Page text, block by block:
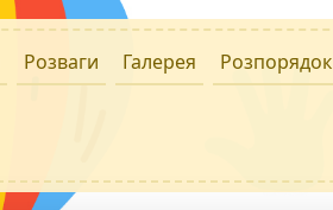
Розваги Галерея Розпорядок